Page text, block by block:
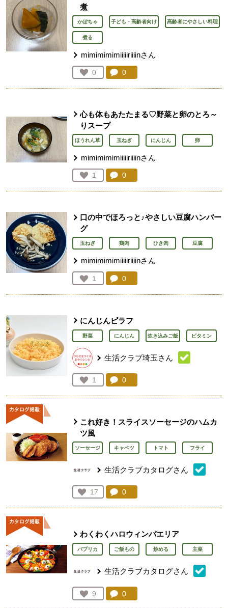
煮
かぼちゃ 子ども・高齢者向け 高齢者にやさしい料理
煮る
mimimimimiiiiiriiiinさん
お気に入り登録：
0
人が登録
コメント：
0
心も体もあたたまる♡野菜と卵のとろ～
りスープ
ほうれん草 玉ねぎ にんじん 卵
mimimimimiiiiiriiiinさん
お気に入り登録：
1
人が登録
コメント：
0
口の中でほろっと♪やさしい豆腐ハンバー
グ
玉ねぎ 鶏肉 ひき肉 豆腐
mimimimimiiiiiriiiinさん
お気に入り登録：
1
人が登録
コメント：
0
にんじんピラフ
野菜 にんじん 炊き込みご飯 ビタミン
生活クラブ埼玉さん
お気に入り登録：
1
人が登録
コメント：
0
これ好き！スライスソーセージのハムカ
ツ風
ソーセージ キャベツ トマト フライ
生活クラブカタログさん
お気に入り登録：
17
人が登録
コメント：
0
わくわくハロウィンパエリア
パプリカ ご飯もの 炒める 主菜
生活クラブカタログさん
お気に入り登録：
9
人が登録
コメント：
0